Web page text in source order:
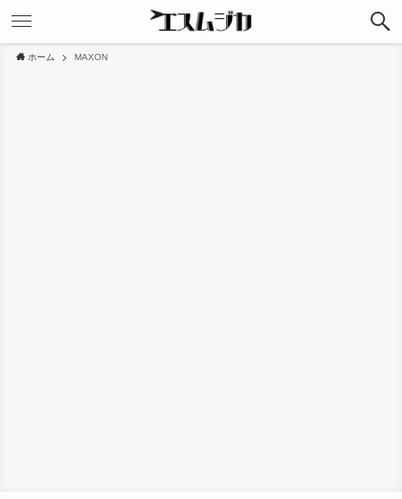
ホーム MAXON